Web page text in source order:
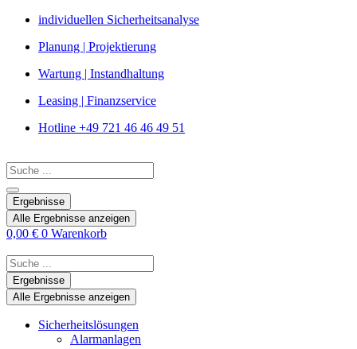
Zum
springen
individuellen Sicherheitsanalyse
Planung | Projektierung
Wartung | Instandhaltung
Leasing | Finanzservice
Hotline +49 721 46 46 49 51
Search
...
Ergebnisse
Alle Ergebnisse anzeigen
0,00 € 0 Warenkorb
Search
...Ergebnisse
Alle Ergebnisse anzeigen
Sicherheitslösungen
Alarmanlagen